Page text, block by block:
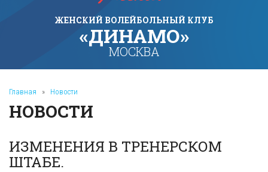
ЖЕНСКИЙ ВОЛЕЙБОЛЬНЫЙ КЛУБ
«ДИНАМО»
МОСКВА
Главная » Новости
НОВОСТИ
ИЗМЕНЕНИЯ В ТРЕНЕРСКОМ
ШТАБЕ.